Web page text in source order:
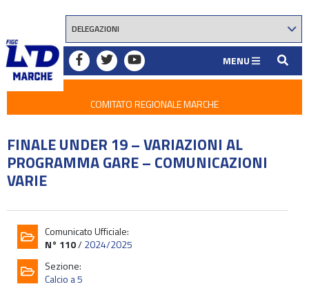
MENU
COMITATO REGIONALE MARCHE
FINALE UNDER 19 – VARIAZIONI AL
PROGRAMMA GARE – COMUNICAZIONI
VARIE
Comunicato Ufficiale:
N° 110/2024/2025
Sezione:
Calcio a 5